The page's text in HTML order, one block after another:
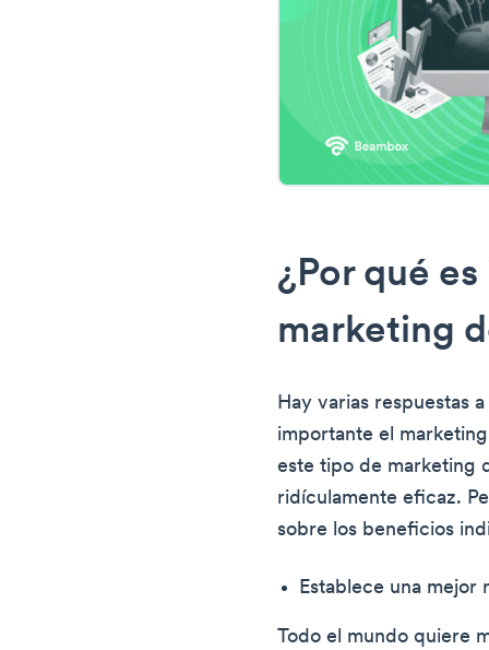
¿Por qué
marketing
Hay varias respuestas
importante el
este tipo de marketing
ridículamente eficaz.
sobre los beneficios
Establece una mejor
Todo el mundo quiere